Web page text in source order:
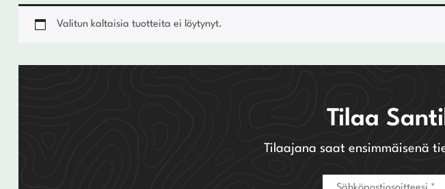
Miesten aloittelijan setit
Valitun kaltaisia tuotteita ei löytynyt.
Tilaa
Tilaajana saat ensimmäisenä